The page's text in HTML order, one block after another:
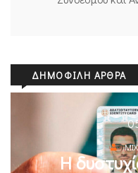
ΔΗΜΟΦΙΛΉ ΆΡΘΡΑ
Η